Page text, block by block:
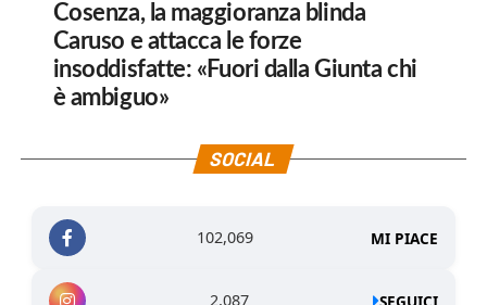
Cosenza, la maggioranza blinda
Caruso e attacca le forze
insoddisfatte: «Fuori dalla Giunta chi
è ambiguo»
SOCIAL
102,069 MI PIACE
2,087